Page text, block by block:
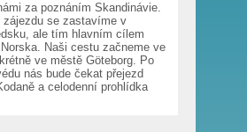
za poznáním Skandinávie.
zájezdu se zastavíme v
ale tím hlavním cílem
Naši cestu začneme ve
ve městě Göteborg. Po
nás bude čekat přejezd
a celodenní prohlídka